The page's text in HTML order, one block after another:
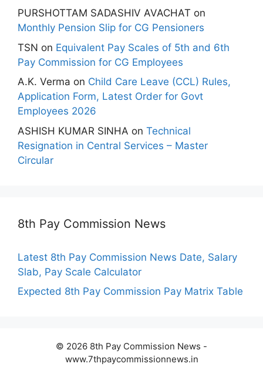
PURSHOTTAM SADASHIV AVACHAT on
Monthly Pension Slip for CG Pensioners
TSN on Equivalent Pay Scales of 5th and 6th
Pay Commission for CG Employees
A.K. Verma on Child Care Leave (CCL) Rules,
Application Form, Latest Order for Govt
Employees 2026
ASHISH KUMAR SINHA on Technical
Resignation in Central Services – Master
Circular
8th Pay Commission News
Latest 8th Pay Commission News Date, Salary
Slab, Pay Scale Calculator
Expected 8th Pay Commission Pay Matrix Table
© 2026 8th Pay Commission News -
www.7thpaycommissionnews.in